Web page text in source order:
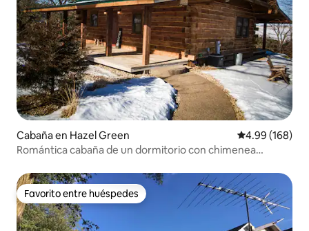
Cabaña en Hazel Green Calificación
4.99 (168)
Romántica cabaña de un dormitorio con chimenea
Favorito entre huéspedes
Favorito entre huéspedes